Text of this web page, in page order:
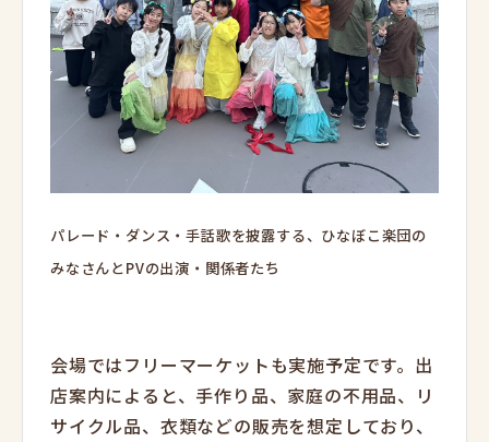
パレード・ダンス・手話歌を披露する、ひなぼこ楽団の
みなさんとPVの出演・関係者たち
会場ではフリーマーケットも実施予定です。出
店案内によると、手作り品、家庭の不用品、リ
サイクル品、衣類などの販売を想定しており、